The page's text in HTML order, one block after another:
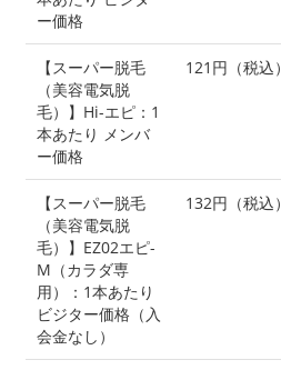
ー価格
【スーパー脱毛
（美容電気脱
毛）】Hi-エピ：1
本あたり メンバ
ー価格
121円（税込）
【スーパー脱毛
（美容電気脱
毛）】EZ02エピ-
M（カラダ専
用）：1本あたり
ビジター価格（入
会金なし）
132円（税込）